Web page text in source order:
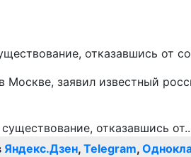
отказавшись от
заявил известный
Яндекс.Дзен, Telegram,